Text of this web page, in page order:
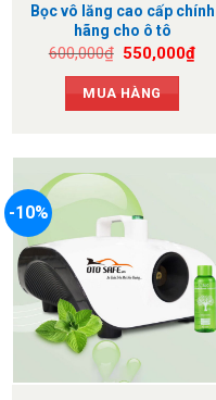
Bọc vô lăng cao cấp chính
hãng cho ô tô
600,000₫ Giá
là:
600,000₫.
550,000₫Giá
MUA HÀNG
-10%